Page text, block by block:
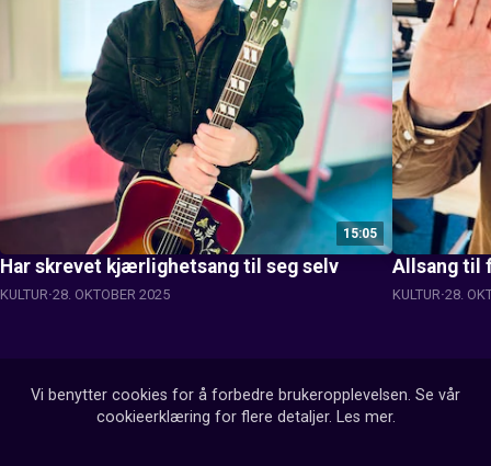
15:05
Har skrevet kjærlighetsang til seg selv
KULTUR 28. OKTOBER 2025
Allsang til
KULTUR 28.
Vi benytter cookies for å forbedre brukeropplevelsen. Se vår
cookieerklæring for flere detaljer. Les mer.